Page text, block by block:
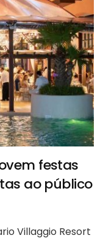
festas
ao público​
Villaggio Resort